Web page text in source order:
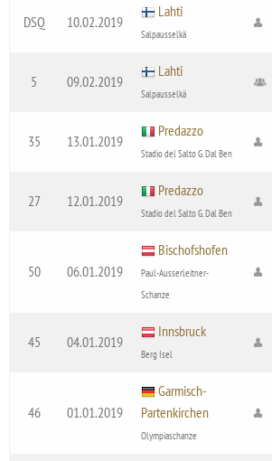
DSQ 10.02.2019
Lahti
Salpausselkä
5 09.02.2019
Lahti
Salpausselkä
35 13.01.2019
Predazzo
Stadio del Salto G. Dal Ben
27 12.01.2019
Predazzo
Stadio del Salto G. Dal Ben
50 06.01.2019
Bischofshofen
Paul-Ausserleitner-
Schanze
45 04.01.2019
Innsbruck
Berg Isel
46 01.01.2019
Garmisch-
Partenkirchen
Olympiaschanze